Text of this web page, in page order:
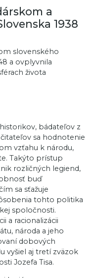
a
1938
slovenského
a ovplyvnila
života
bádateľov z
sa hodnotenie
vzťahu k národu,
Takýto prístup
rozličných legiend,
buď
sa sťažuje
tohto politika
spoločnosti.
a racionalizácii
národa a jeho
dobových
vyšiel aj tretí zväzok
Jozefa Tisa.